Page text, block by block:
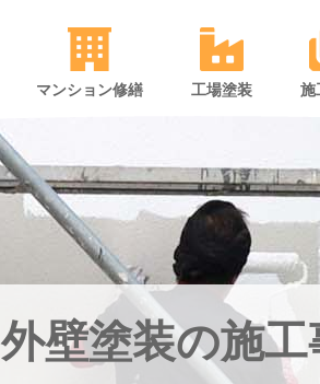
マンション修繕 工場塗装 施
外壁塗装の施工